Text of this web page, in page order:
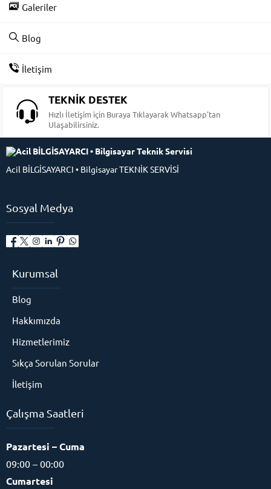
Galeriler
Blog
İletişim
TEKNİK DESTEK
Hızlı İletişim için Buraya Tıklayarak Whatsapp'tan
Ulaşabilirsiniz.
Acil BİLGİSAYARCI • Bilgisayar TEKNİK SERVİSİ
Sosyal Medya
Kurumsal
Blog
Hakkımızda
Hizmetlerimiz
Sıkça Sorulan Sorular
İletişim
Çalışma Saatleri
Pazartesi – Cuma
09:00 – 00:00
Cumartesi